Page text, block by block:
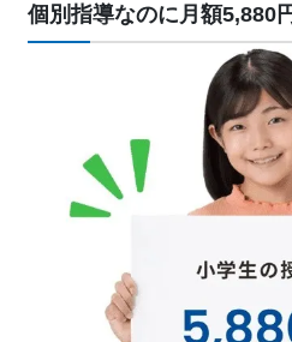
個別指導なのに月額5,880